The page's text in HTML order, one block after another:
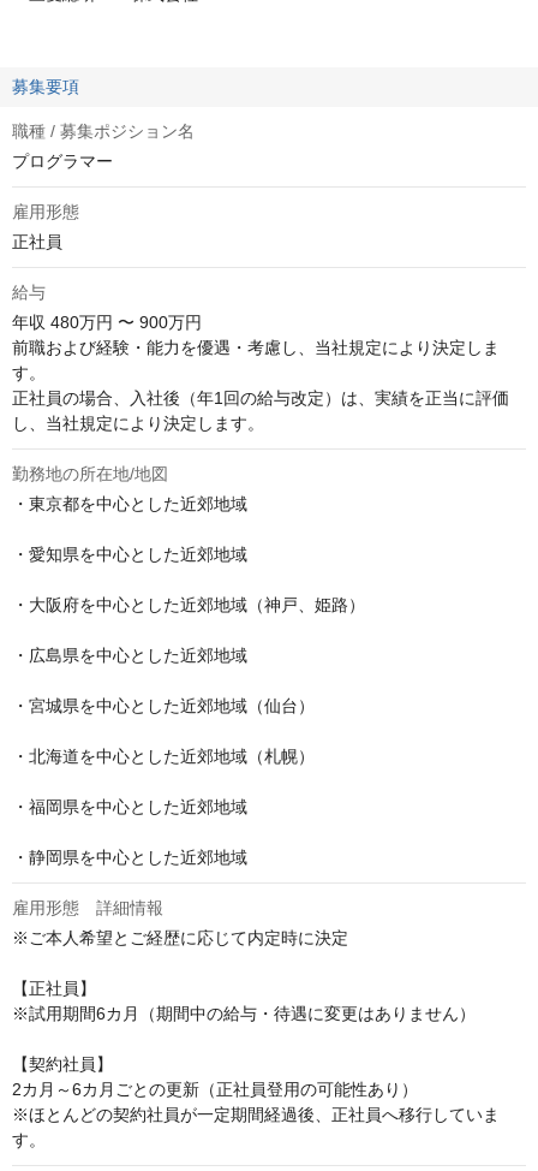
募集要項
職種 / 募集ポジション名
プログラマー
雇用形態
正社員
給与
年収 480万円 〜 900万円
前職および経験・能力を優遇・考慮し、当社規定により決定しま
す。
正社員の場合、入社後（年1回の給与改定）は、実績を正当に評価
し、当社規定により決定します。
勤務地の所在地/地図
・東京都を中心とした近郊地域
・愛知県を中心とした近郊地域
・大阪府を中心とした近郊地域（神戸、姫路）
・広島県を中心とした近郊地域
・宮城県を中心とした近郊地域（仙台）
・北海道を中心とした近郊地域（札幌）
・福岡県を中心とした近郊地域
・静岡県を中心とした近郊地域
雇用形態 詳細情報
※ご本人希望とご経歴に応じて内定時に決定
【正社員】
※試用期間6カ月（期間中の給与・待遇に変更はありません）
【契約社員】
2カ月～6カ月ごとの更新（正社員登用の可能性あり）
※ほとんどの契約社員が一定期間経過後、正社員へ移行していま
す。